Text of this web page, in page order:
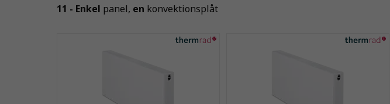
11 - Enkel panel, en konvektionsplåt